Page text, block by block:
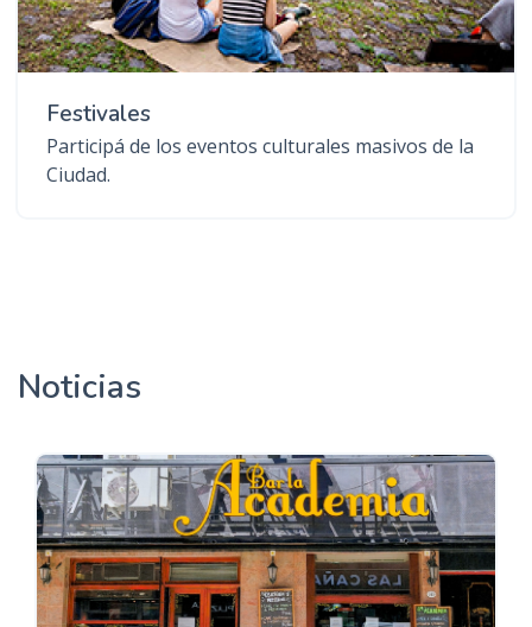
Festivales
Participá de los eventos culturales masivos de la
Ciudad.
Noticias